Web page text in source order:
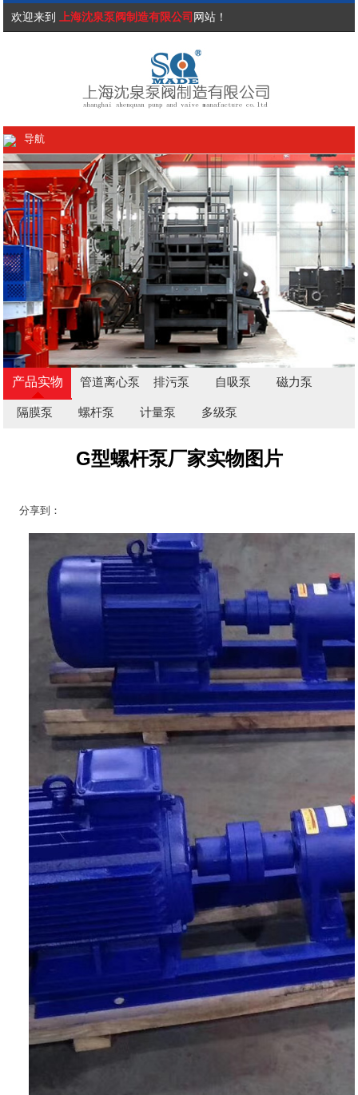
欢迎来到 上海沈泉泵阀制造有限公司 网站！
导航
产品实物
图
管道离心泵 排污泵 自吸泵 磁力泵
隔膜泵 螺杆泵 计量泵 多级泵
G型螺杆泵厂家实物图片
分享到：